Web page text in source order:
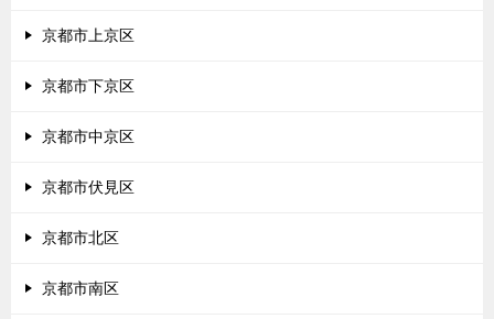
京都市上京区
京都市下京区
京都市中京区
京都市伏見区
京都市北区
京都市南区